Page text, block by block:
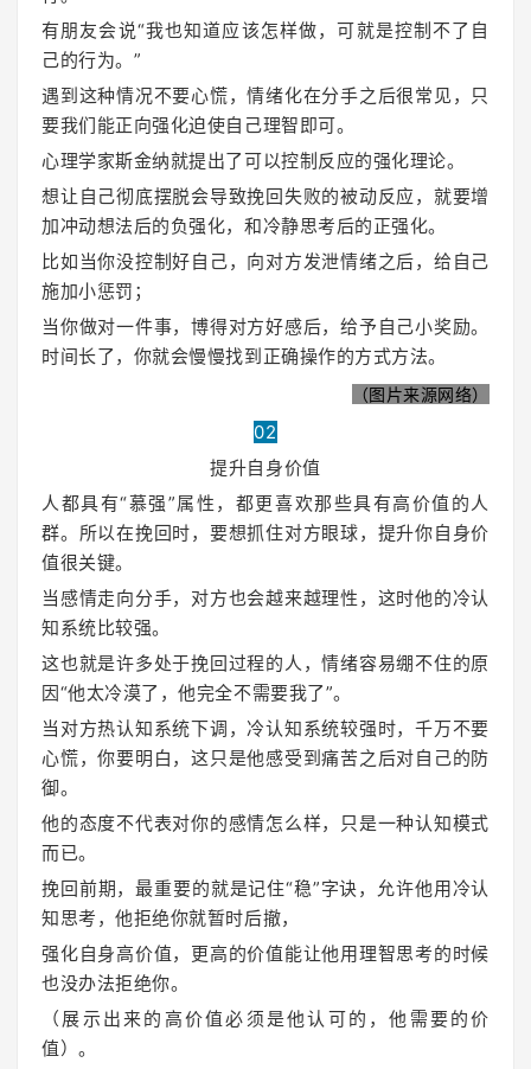
有朋友会说“我也知道应该怎样做，可就是控制不了自
己的行为。 ”
遇到这种情况不要心慌，情绪化在分手之后很常见，只
要我们能正向强化迫使自己理智即可。
心理学家斯金纳就提出了可以控制反应的强化理论。
想让自己彻底摆脱会导致挽回失败的被动反应，就要增
加冲动想法后的负强化，和冷静思考后的正强化。
比如当你没控制好自己，向对方发泄情绪之后，给自己
施加小惩罚；
当你做对一件事，博得对方好感后，给予自己小奖励。
时间长了，你就会慢慢找到正确操作的方式方法。
（图片来源网络）
02
提升自身价值
人都具有“慕强”属性，都更喜欢那些具有高价值的人
群。所以在挽回时，要想抓住对方眼球，提升你自身价
值很关键。
当感情走向分手，对方也会越来越理性，这时他的冷认
知系统比较强。
这也就是许多处于挽回过程的人，情绪容易绷不住的原
因“他太冷漠了，他完全不需要我了”。
当对方热认知系统下调，冷认知系统较强时，千万不要
心慌，你要明白，这只是他感受到痛苦之后对自己的防
御。
他的态度不代表对你的感情怎么样，只是一种认知模式
而已。
挽回前期，最重要的就是记住“稳”字诀，允许他用冷认
知思考，他拒绝你就暂时后撤，
强化自身高价值，更高的价值能让他用理智思考的时候
也没办法拒绝你。
（展示出来的高价值必须是他认可的，他需要的价
值）。